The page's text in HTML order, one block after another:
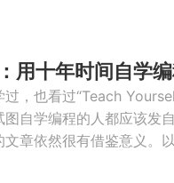
用十年时间自学
，也看过“Teach
自学编程的人都应该发
章依然很有借鉴意义。